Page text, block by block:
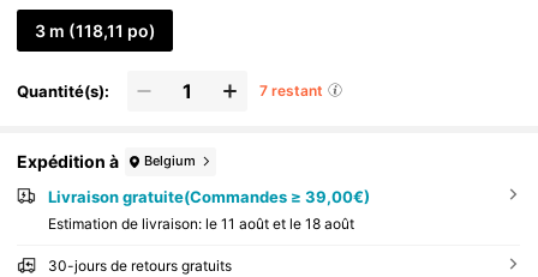
3 m (118,11 po)
Quantité(s): 7 restant
Expédition à Belgium
Livraison gratuite(Commandes ≥ 39,00€)
Estimation de livraison: le 11 août et le 18 août
30-jours de retours gratuits